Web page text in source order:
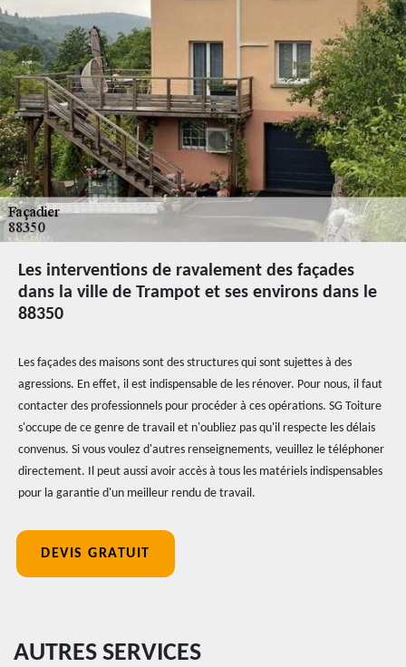
Les interventions de ravalement des façades
dans la ville de Trampot et ses environs dans le
88350
Les façades des maisons sont des structures qui sont sujettes à des
agressions. En effet, il est indispensable de les rénover. Pour nous, il faut
contacter des professionnels pour procéder à ces opérations. SG Toiture
s'occupe de ce genre de travail et n'oubliez pas qu'il respecte les délais
convenus. Si vous voulez d'autres renseignements, veuillez le téléphoner
directement. Il peut aussi avoir accès à tous les matériels indispensables
pour la garantie d'un meilleur rendu de travail.
DEVIS GRATUIT
AUTRES SERVICES